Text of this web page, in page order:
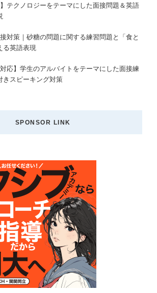
】テクノロジーをテーマにした面接問題＆英語
対策｜砂糖の問題に関する練習問題と「食と
る英語表現
対応】学生のアルバイトをテーマにした面接練
きスピーキング対策
SPONSOR LINK